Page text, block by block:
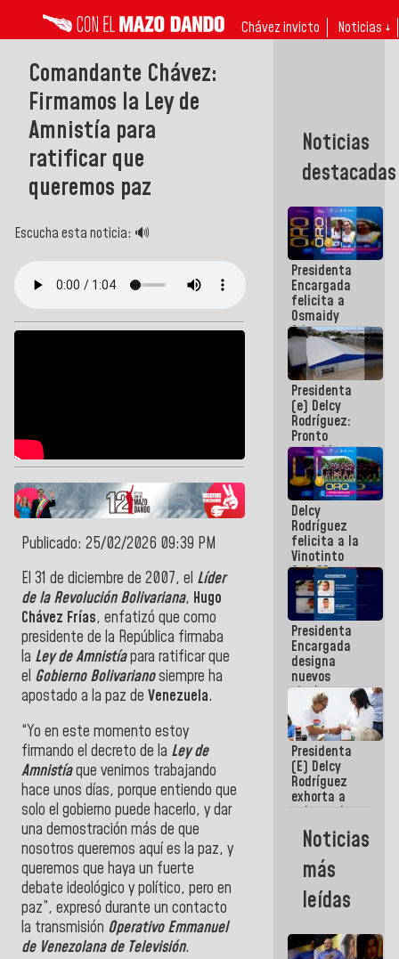
Chávez invicto Noticias ↓
Comandante Chávez:
Firmamos la Ley de
Amnistía para
ratificar que
queremos paz
Escucha esta noticia: 🔊
Publicado: 25/02/2026 09:39 PM
El 31 de diciembre de 2007, el Líder
de la Revolución Bolivariana, Hugo
Chávez Frías, enfatizó que como
presidente de la República firmaba
la Ley de Amnistíapara ratificar que
el Gobierno Bolivarianosiempre ha
apostado a la paz de Venezuela.
“Yo en este momento estoy
firmando el decreto de la Ley de
Amnistíaque venimos trabajando
hace unos días, porque entiendo que
solo el gobierno puede hacerlo, y dar
una demostración más de que
nosotros queremos aquí es la paz, y
queremos que haya un fuerte
debate ideológico y político, pero en
paz”, expresó durante un contacto
la transmisión Operativo Emmanuel
de Venezolana de Televisión.
Noticias
destacadas
Presidenta
Encargada
felicita a
Osmaidy
Arias y
Giraly
Marcano por
hacer
historia en
los
Centroamericanos
Presidenta
(e) Delcy
Rodríguez:
Pronto
restableceremos
las
operaciones
en el
Aeropuerto
Internacional
de
Maiquetía
Delcy
Rodríguez
felicita a la
Vinotinto
Sub 20
campeona
frente
México Sub
23 en los
Centroamericanos
Presidenta
Encargada
designa
nuevos
titulares en
Viceministerio
de Energía
Eléctrica y
CORPOELEC
Presidenta
(E) Delcy
Rodríguez
exhorta a
gobernadores
y alcaldes a
edificar
casas para
abuelos
Noticias
más
leídas